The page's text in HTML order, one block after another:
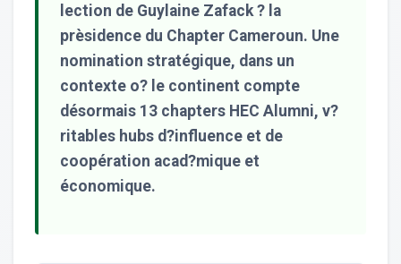
lection de Guylaine Zafack ? la
prèsidence du Chapter Cameroun. Une
nomination stratégique, dans un
contexte o? le continent compte
désormais 13 chapters HEC Alumni, v?
ritables hubs d?influence et de
coopération acad?mique et
économique.